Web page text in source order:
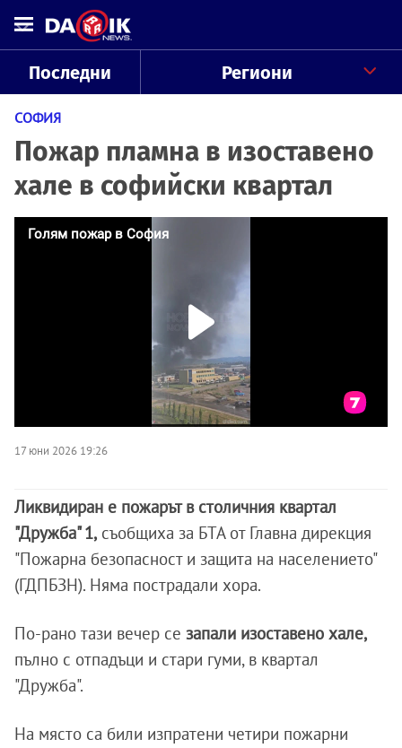
Последни Региони
СОФИЯ
Пожар пламна в изоставено
хале в софийски квартал
17 юни 2026 19:26
Ликвидиран е пожарът в столичния квартал
"Дружба" 1, съобщиха за БТА от Главна дирекция
"Пожарна безопасност и защита на населението"
(ГДПБЗН). Няма пострадали хора.
По-рано тази вечер се запали изоставено хале,
пълно с отпадъци и стари гуми, в квартал
"Дружба".
На място са били изпратени четири пожарни